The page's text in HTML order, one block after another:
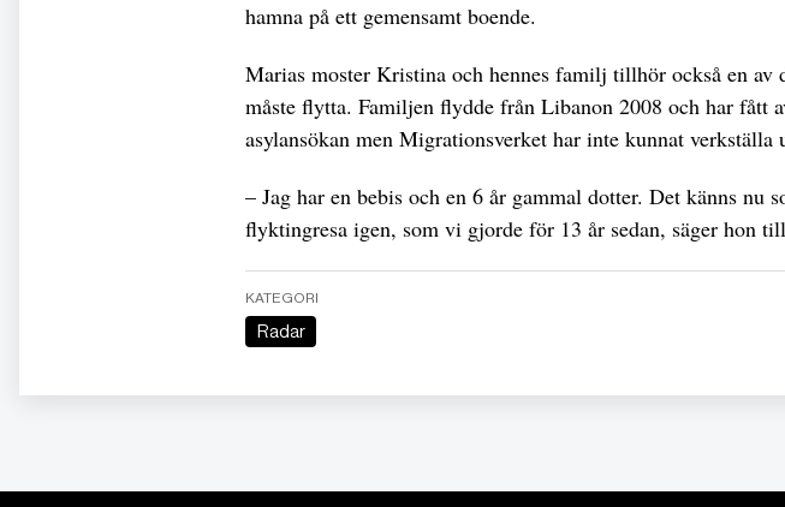
hamna på ett gemensamt boende.
Marias moster Kristina och hennes familj tillhör också en av
måste flytta. Familjen flydde från Libanon 2008 och har fått
asylansökan men Migrationsverket har inte kunnat verkställa
– Jag har en bebis och en 6 år gammal dotter. Det känns nu
flyktingresa igen, som vi gjorde för 13 år sedan, säger hon
KATEGORI
Radar